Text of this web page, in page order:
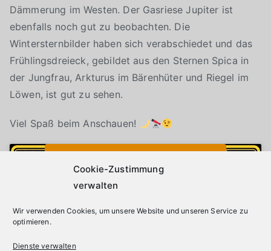
Cookie-Zustimmung
verwalten
Wir verwenden Cookies, um unsere Website und unseren Service zu
optimieren.
Dienste verwalten
Dämmerung im Westen. Der Gasriese Jupiter ist
ebenfalls noch gut zu beobachten. Die
Wintersternbilder haben sich verabschiedet und das
Frühlingsdreieck, gebildet aus den Sternen Spica in
der Jungfrau, Arkturus im Bärenhüter und Riegel im
Löwen, ist gut zu sehen.
Viel Spaß beim Anschauen!
Klicke auf "Ich stimme zu", um Youtube zu
aktivieren
Cookie-Richtlinie
Ich stimme zu